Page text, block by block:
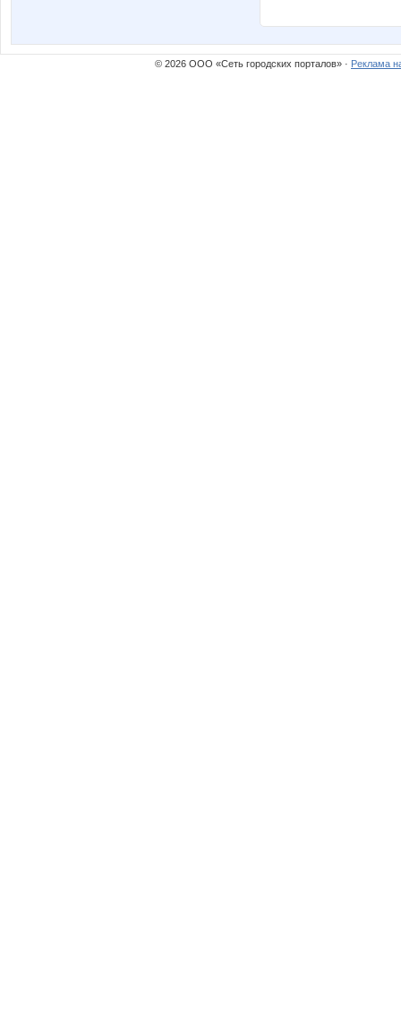
© 2026 ООО «Сеть городских порталов» · Реклама